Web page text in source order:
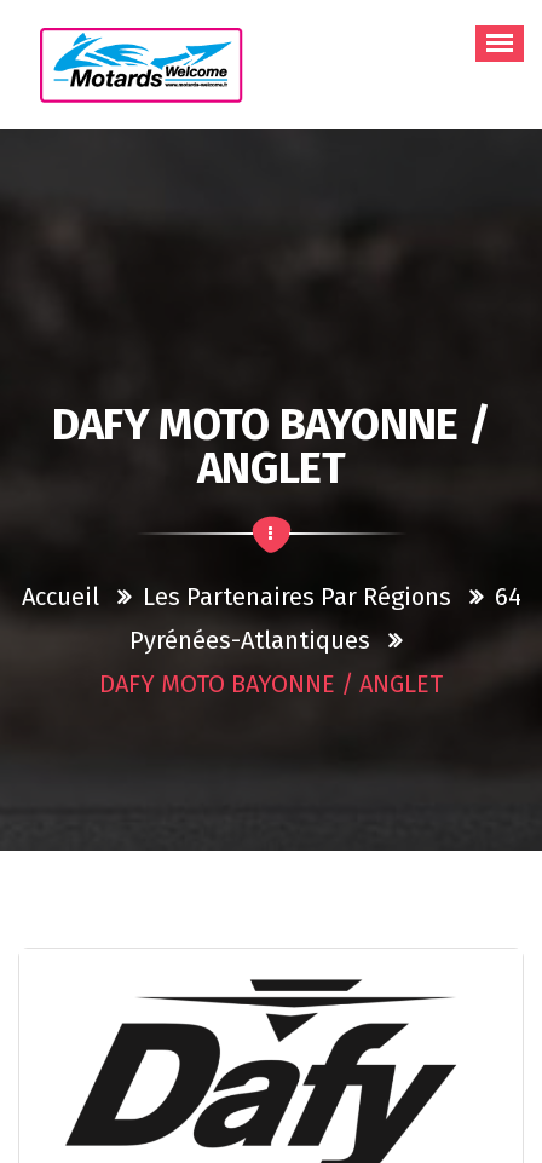
contenu
DAFY MOTO BAYONNE /
ANGLET
Accueil Les Partenaires Par Régions
64
Pyrénées-Atlantiques
DAFY MOTO BAYONNE / ANGLET